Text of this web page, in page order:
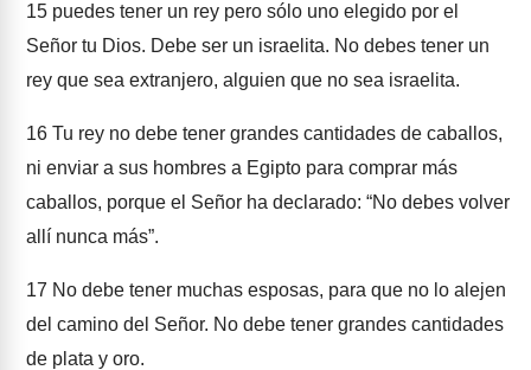
15 puedes tener un rey pero sólo uno elegido por el
Señor tu Dios. Debe ser un israelita. No debes tener un
rey que sea extranjero, alguien que no sea israelita.
16 Tu rey no debe tener grandes cantidades de caballos,
ni enviar a sus hombres a Egipto para comprar más
caballos, porque el Señor ha declarado: “No debes volver
allí nunca más”.
17 No debe tener muchas esposas, para que no lo alejen
del camino del Señor. No debe tener grandes cantidades
de plata y oro.